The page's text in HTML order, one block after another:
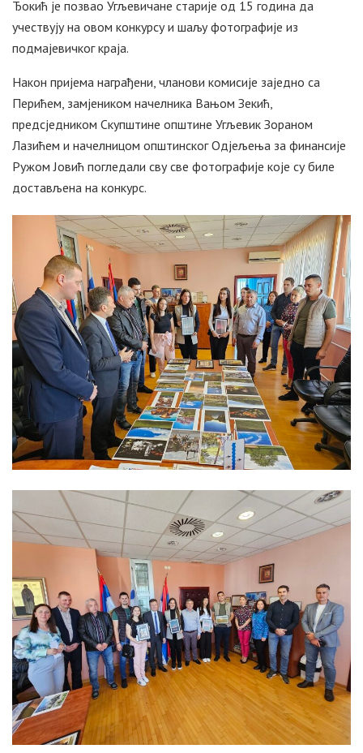
Ђокић је позвао Угљевичане старије од 15 година да
учествују на овом конкурсу и шаљу фотографије из
подмајевичког краја.
Након пријема награђени, чланови комисије заједно са
Перићем, замјеником начелника Вањом Зекић,
предсједником Скупштине општине Угљевик Зораном
Лазићем и начелницом општинског Одјељења за финансије
Ружом Јовић погледали сву све фотографије које су биле
достављена на конкурс.